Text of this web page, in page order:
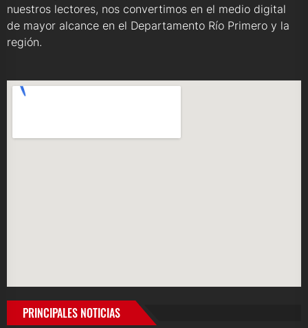
nuestros lectores, nos convertimos en el medio digital
de mayor alcance en el Departamento Río Primero y la
región.
PRINCIPALES NOTICIAS